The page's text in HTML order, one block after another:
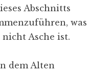
Abschnitts
was
nicht Asche ist.
dem Alten